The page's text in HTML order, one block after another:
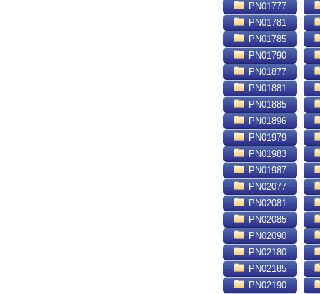
PN01777
PN01781
PN01785
PN01790
PN01877
PN01881
PN01885
PN01896
PN01979
PN01983
PN01987
PN02077
PN02081
PN02085
PN02090
PN02180
PN02185
PN02190